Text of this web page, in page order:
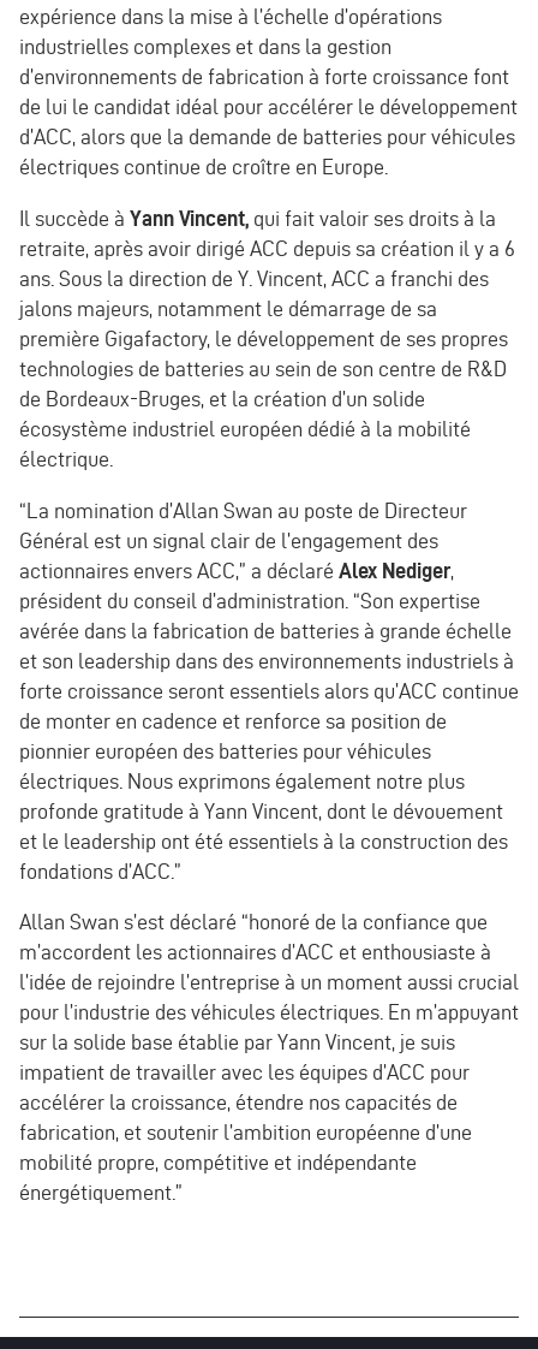
expérience dans la mise à l’échelle d’opérations
industrielles complexes et dans la gestion
d’environnements de fabrication à forte croissance font
de lui le candidat idéal pour accélérer le développement
d’ACC, alors que la demande de batteries pour véhicules
électriques continue de croître en Europe.
Il succède à Yann Vincent, qui fait valoir ses droits à la
retraite, après avoir dirigé ACC depuis sa création il y a 6
ans. Sous la direction de Y. Vincent, ACC a franchi des
jalons majeurs, notamment le démarrage de sa
première Gigafactory, le développement de ses propres
technologies de batteries au sein de son centre de R&D
de Bordeaux-Bruges, et la création d’un solide
écosystème industriel européen dédié à la mobilité
électrique.
“La nomination d’Allan Swan au poste de Directeur
Général est un signal clair de l’engagement des
actionnaires envers ACC,” a déclaré Alex Nediger,
président du conseil d’administration. “Son expertise
avérée dans la fabrication de batteries à grande échelle
et son leadership dans des environnements industriels à
forte croissance seront essentiels alors qu’ACC continue
de monter en cadence et renforce sa position de
pionnier européen des batteries pour véhicules
électriques. Nous exprimons également notre plus
profonde gratitude à Yann Vincent, dont le dévouement
et le leadership ont été essentiels à la construction des
fondations d’ACC.”
Allan Swan s’est déclaré “honoré de la confiance que
m’accordent les actionnaires d’ACC et enthousiaste à
l’idée de rejoindre l’entreprise à un moment aussi crucial
pour l’industrie des véhicules électriques. En m’appuyant
sur la solide base établie par Yann Vincent, je suis
impatient de travailler avec les équipes d’ACC pour
accélérer la croissance, étendre nos capacités de
fabrication, et soutenir l’ambition européenne d’une
mobilité propre, compétitive et indépendante
énergétiquement.”